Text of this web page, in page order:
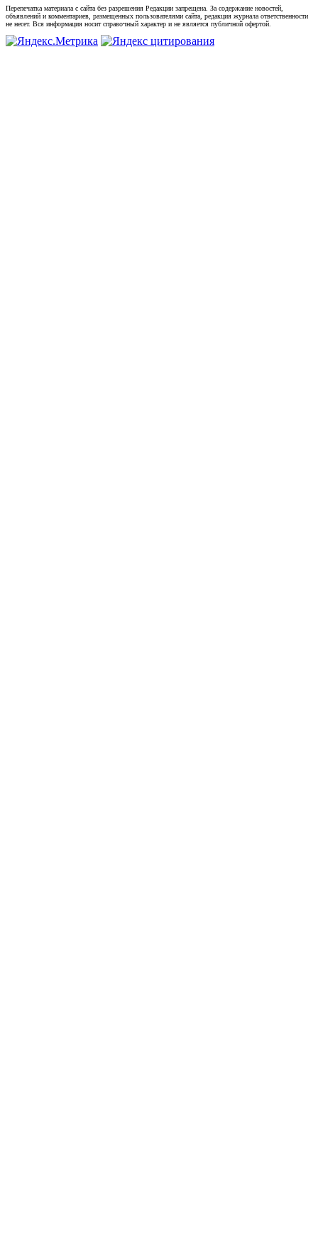
Перепечатка материала с сайта без разрешения Редакции запрещена. За содержание новостей,
объявлений и комментариев, размещенных пользователями сайта, редакция журнала ответственности
не несет. Вся информация носит справочный характер и не является публичной офертой.